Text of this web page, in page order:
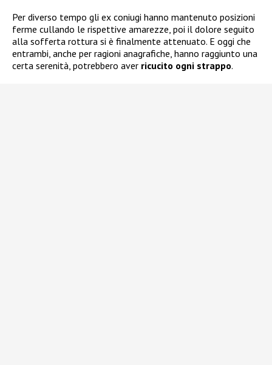
Per diverso tempo gli ex coniugi hanno mantenuto posizioni
ferme cullando le rispettive amarezze, poi il dolore seguito
alla sofferta rottura si è finalmente attenuato. E oggi che
entrambi, anche per ragioni anagrafiche, hanno raggiunto una
certa serenità, potrebbero aver ricucito ogni strappo.